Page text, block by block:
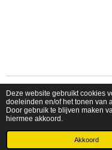
Deze website gebruikt cookies
doeleinden en/of het tonen van
Door gebruik te blijven maken
hiermee akkoord.
Akkoord
© 2026 shopfriendsfoes